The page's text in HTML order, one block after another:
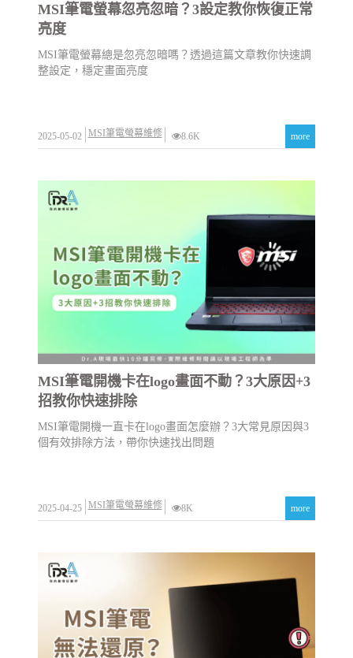
MSI筆電螢幕忽亮忽暗？3設定教你恢復正常
亮度
MSI筆電螢幕總是忽亮忽暗嗎？透過這篇文章教你快速調
整設定，穩定畫面亮度
2025-05-02 MSI筆電螢幕維修 8.6K more
MSI筆電開機卡在logo畫面不動？3大原因+3
招教你快速排除
MSI筆電開機一直卡在logo畫面怎麼辦？3大常見原因與3
個有效排除方法，帶你快速找出問題
2025-04-25 MSI筆電螢幕維修 8K more